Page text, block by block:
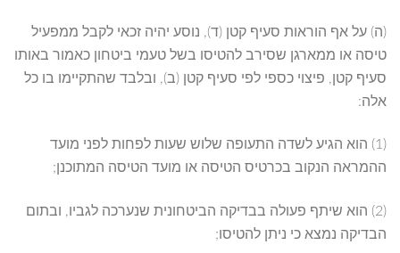
(ה) על אף הוראות סעיף קטן (ד), נוסע יהיה זכאי לקבל ממפעיל
טיסה או ממארגן שסירב להטיסו בשל טעמי ביטחון כאמור באותו
סעיף קטן, פיצוי כספי לפי סעיף קטן (ב), ובלבד שהתקיימו בו כל
אלה:
(1) הוא הגיע לשדה התעופה שלוש שעות לפחות לפני מועד
ההמראה הנקוב בכרטיס הטיסה או מועד הטיסה המתוכנן;
(2) הוא שיתף פעולה בבדיקה הביטחונית שנערכה לגביו, ובתום
הבדיקה נמצא כי ניתן להטיסו;